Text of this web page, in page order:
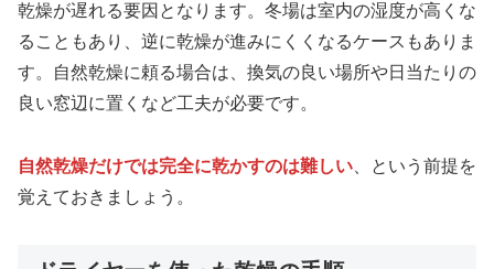
乾燥が遅れる要因となります。冬場は室内の湿度が高くな
ることもあり、逆に乾燥が進みにくくなるケースもありま
す。自然乾燥に頼る場合は、換気の良い場所や日当たりの
良い窓辺に置くなど工夫が必要です。
自然乾燥だけでは完全に乾かすのは難しい 、という前提を
覚えておきましょう。